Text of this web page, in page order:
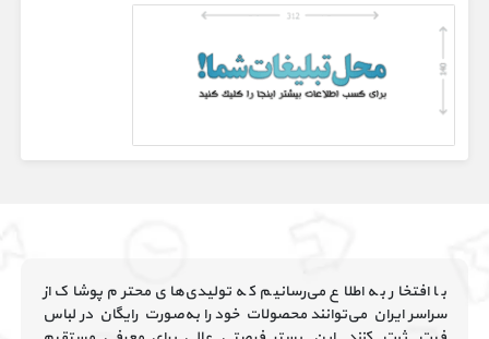
با افتخار به اطلاع می‌رسانیم که تولیدی‌های محترم پوشاک از
سراسر ایران می‌توانند محصولات خود را به‌صورت رایگان در لباس